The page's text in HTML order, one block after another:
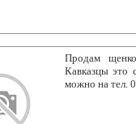
Продам
Кавказцы это
можно на тел.